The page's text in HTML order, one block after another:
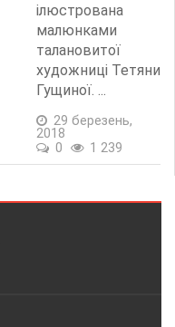
ілюстрована
малюнками
талановитої
художниці Тетяни
Гущиної. ...
29 березень,
2018
0
1 239